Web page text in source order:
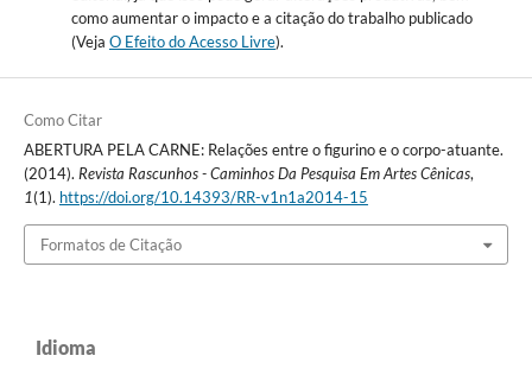
como aumentar o impacto e a citação do trabalho publicado
(Veja O Efeito do Acesso Livre).
Como Citar
ABERTURA PELA CARNE: Relações entre o figurino e o corpo-atuante.
(2014). Revista Rascunhos - Caminhos Da Pesquisa Em Artes Cênicas,
1(1). https://doi.org/10.14393/RR-v1n1a2014-15
Formatos de Citação
Idioma